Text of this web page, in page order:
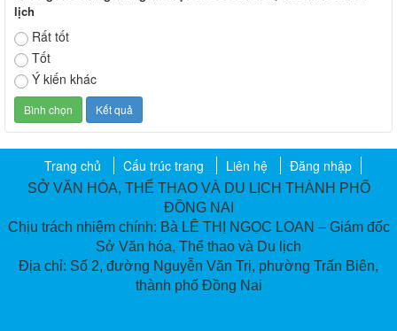
lịch
Rất tốt
Tốt
Ý kiến khác
Trang chủ Cấu trúc trang Liên hệ Đăng nhập
SỞ VĂN HÓA, THỂ THAO VÀ DU LỊCH THÀNH PHỐ
ĐỒNG NAI
Chịu trách nhiệm chính: Bà LÊ THỊ NGỌC LOAN – Giám đốc
Sở Văn hóa, Thể thao và Du lịch
Địa chỉ: Số 2, đường Nguyễn Văn Trị, phường Trấn Biên,
thành phố Đồng Nai